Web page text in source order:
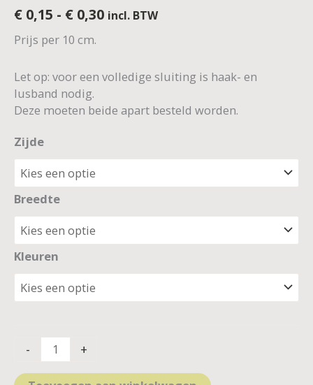
€ 0,15 - € 0,30 incl. BTW
Prijs per 10 cm.
Let op: voor een volledige sluiting is haak- en
lusband nodig.
Deze moeten beide apart besteld worden.
Zijde
Breedte
Kleuren
- +